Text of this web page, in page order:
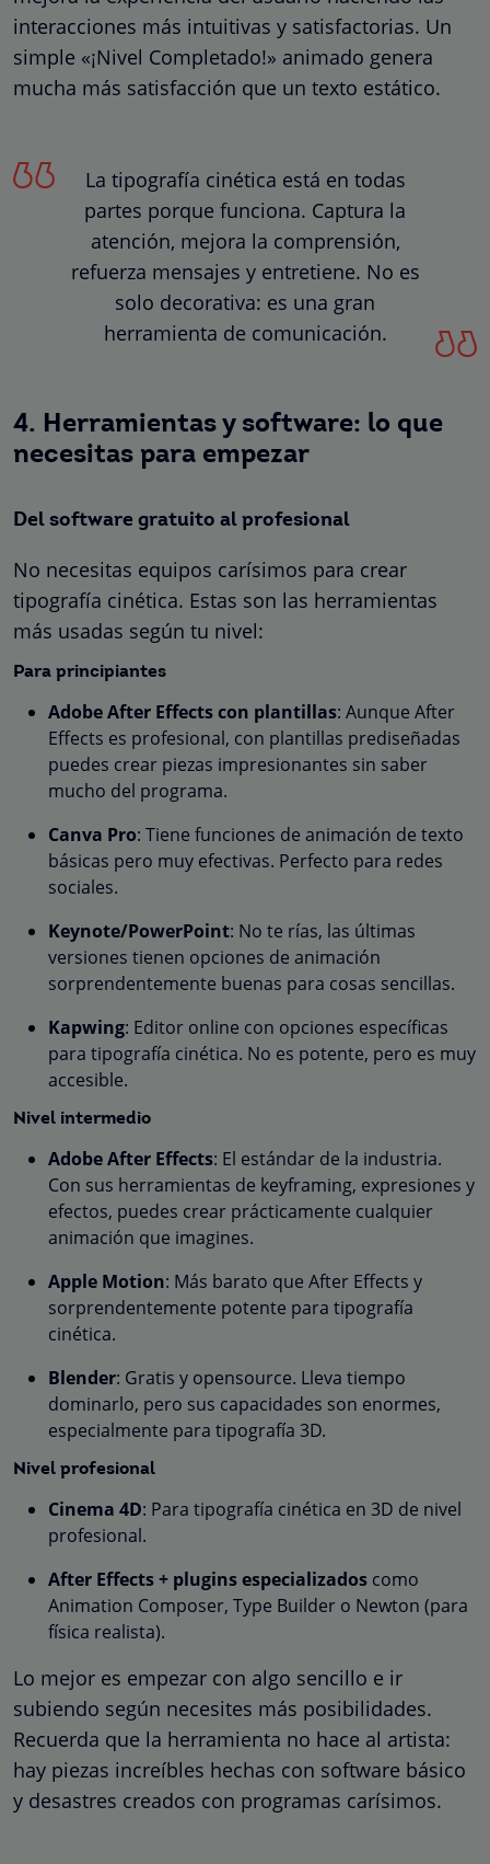
interacciones más intuitivas y satisfactorias. Un
simple «¡Nivel Completado!» animado genera
mucha más satisfacción que un texto estático.
La tipografía cinética está en todas
partes porque funciona. Captura la
atención, mejora la comprensión,
refuerza mensajes y entretiene. No es
solo decorativa: es una gran
herramienta de comunicación.
4. Herramientas y software: lo que
necesitas para empezar
Del software gratuito al profesional
No necesitas equipos carísimos para crear
tipografía cinética. Estas son las herramientas
más usadas según tu nivel:
Para principiantes
Adobe After Effects con plantillas: Aunque After
Effects es profesional, con plantillas prediseñadas
puedes crear piezas impresionantes sin saber
mucho del programa.
Canva Pro: Tiene funciones de animación de texto
básicas pero muy efectivas. Perfecto para redes
sociales.
Keynote/PowerPoint: No te rías, las últimas
versiones tienen opciones de animación
sorprendentemente buenas para cosas sencillas.
Kapwing: Editor online con opciones específicas
para tipografía cinética. No es potente, pero es muy
accesible.
Nivel intermedio
Adobe After Effects: El estándar de la industria.
Con sus herramientas de keyframing, expresiones y
efectos, puedes crear prácticamente cualquier
animación que imagines.
Apple Motion: Más barato que After Effects y
sorprendentemente potente para tipografía
cinética.
Blender: Gratis y opensource. Lleva tiempo
dominarlo, pero sus capacidades son enormes,
especialmente para tipografía 3D.
Nivel profesional
Cinema 4D: Para tipografía cinética en 3D de nivel
profesional.
After Effects + plugins especializados como
Animation Composer, Type Builder o Newton (para
física realista).
Lo mejor es empezar con algo sencillo e ir
subiendo según necesites más posibilidades.
Recuerda que la herramienta no hace al artista:
hay piezas increíbles hechas con software básico
y desastres creados con programas carísimos.